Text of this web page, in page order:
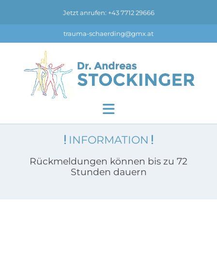
Jetzt anrufen: +43 7712 29666
trauma-schaerding@gmx.at
INFORMATION
Rückmeldungen können bis zu 72
Stunden dauern